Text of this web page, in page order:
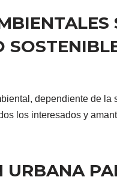
dependiente de
los interesados y
URBANA